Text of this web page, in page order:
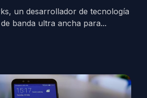
un desarrollador de tecnología
banda ultra ancha para...